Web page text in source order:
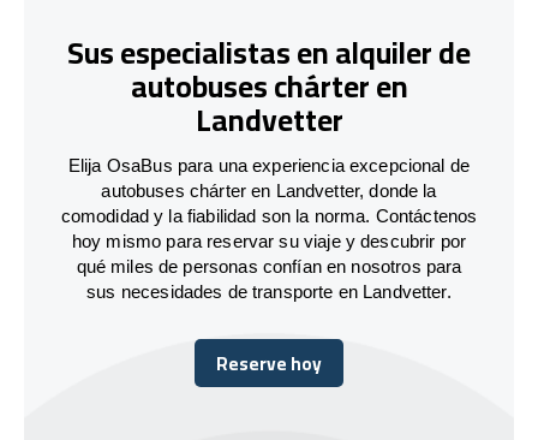
Sus especialistas en alquiler de
autobuses chárter en
Landvetter
Elija OsaBus para una experiencia excepcional de
autobuses chárter en Landvetter, donde la
comodidad y la fiabilidad son la norma. Contáctenos
hoy mismo para reservar su viaje y descubrir por
qué miles de personas confían en nosotros para
sus necesidades de transporte en Landvetter.
Reserve hoy
Reserve hoy